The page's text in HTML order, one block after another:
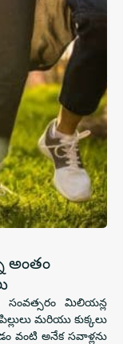
అంతం
సంవత్సరం మిలియన్ల
మరియు కుక్కలు
వంటి అనేక సవాళ్లను